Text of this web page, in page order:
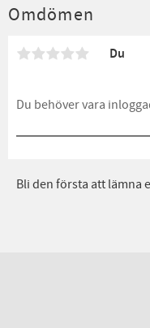
Omdömen
Du
Bli den första att lämna